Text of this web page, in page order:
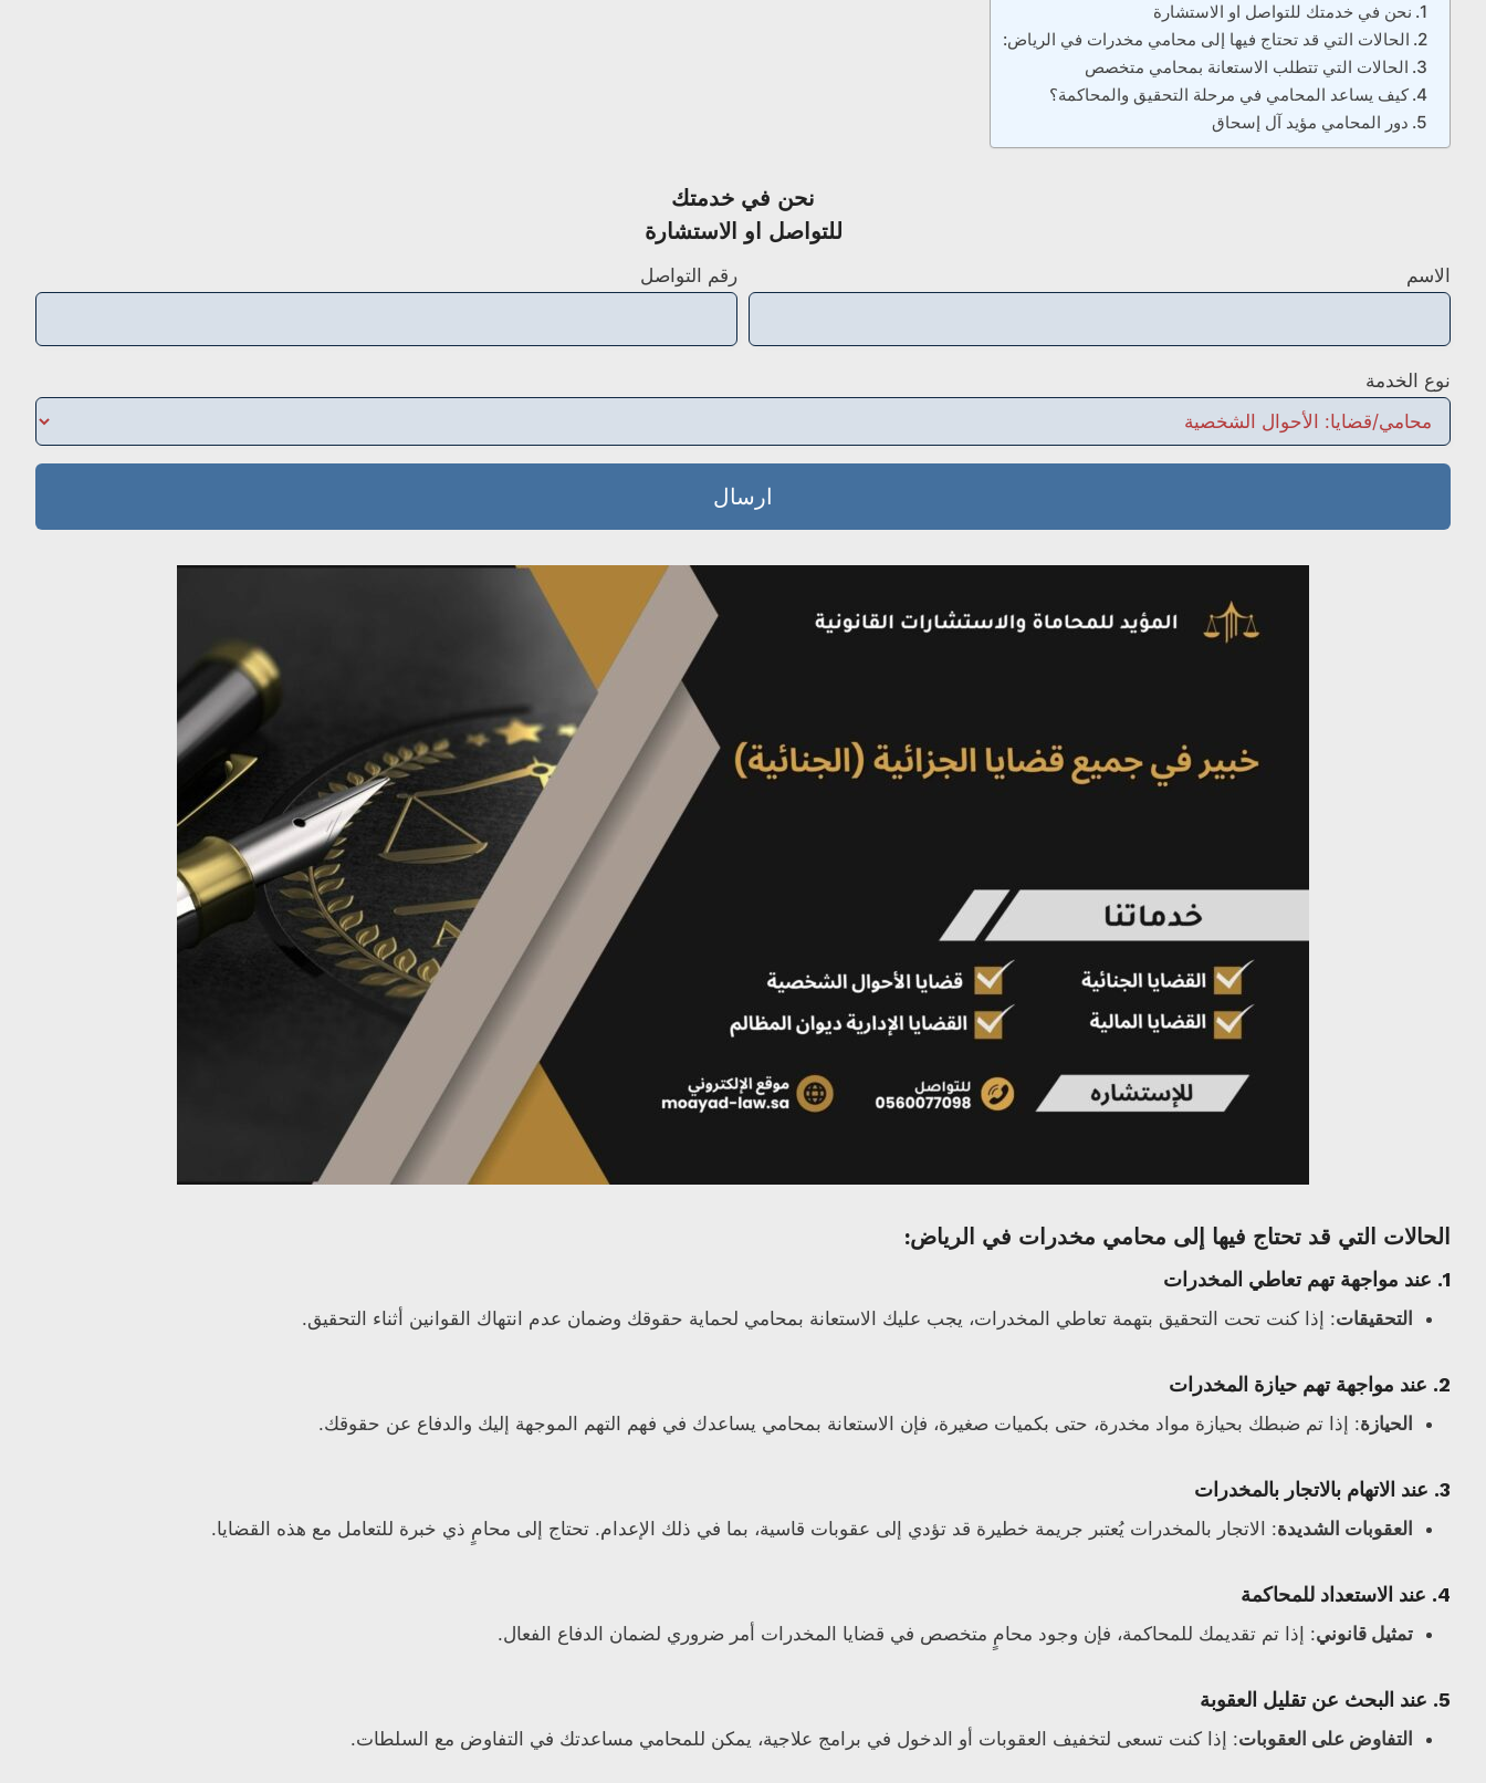
نحن في خدمتك للتواصل او الاستشارة
الحالات التي قد تحتاج فيها إلى محامي مخدرات في الرياض:
الحالات التي تتطلب الاستعانة بمحامي متخصص
كيف يساعد المحامي في مرحلة التحقيق والمحاكمة؟
دور المحامي مؤيد آل إسحاق
نحن في خدمتك
للتواصل او الاستشارة
الاسم رقم التواصل
نوع الخدمة
ارسال
الحالات التي قد تحتاج فيها إلى محامي مخدرات في الرياض:
1. عند مواجهة تهم تعاطي المخدرات
التحقيقات: إذا كنت تحت التحقيق بتهمة تعاطي المخدرات، يجب عليك الاستعانة بمحامي لحماية حقوقك وضمان عدم انتهاك القوانين أثناء التحقيق.
2. عند مواجهة تهم حيازة المخدرات
الحيازة: إذا تم ضبطك بحيازة مواد مخدرة، حتى بكميات صغيرة، فإن الاستعانة بمحامي يساعدك في فهم التهم الموجهة إليك والدفاع عن حقوقك.
3. عند الاتهام بالاتجار بالمخدرات
العقوبات الشديدة: الاتجار بالمخدرات يُعتبر جريمة خطيرة قد تؤدي إلى عقوبات قاسية، بما في ذلك الإعدام. تحتاج إلى محامٍ ذي خبرة للتعامل مع هذه القضايا.
4. عند الاستعداد للمحاكمة
تمثيل قانوني: إذا تم تقديمك للمحاكمة، فإن وجود محامٍ متخصص في قضايا المخدرات أمر ضروري لضمان الدفاع الفعال.
5. عند البحث عن تقليل العقوبة
التفاوض على العقوبات: إذا كنت تسعى لتخفيف العقوبات أو الدخول في برامج علاجية، يمكن للمحامي مساعدتك في التفاوض مع السلطات.